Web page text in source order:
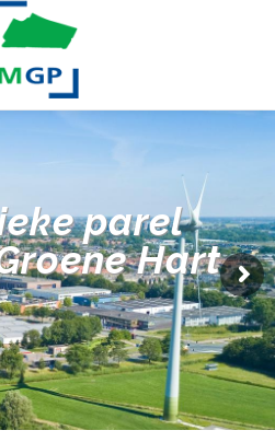
parel
Hart